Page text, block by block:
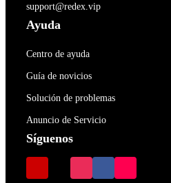
support@redex.vip
Ayuda
Centro de ayuda
Guía de novicios
Solución de problemas
Anuncio de Servicio
Síguenos